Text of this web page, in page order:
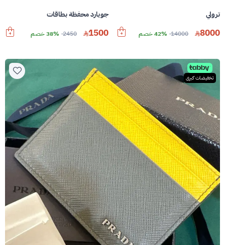
ترولي
8000
14000 42% خصم
جويارد محفظة بطاقات
1500
2450 38% خصم
تخفيضات كبرى